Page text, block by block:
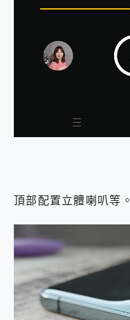
頂部配置立體喇叭等。